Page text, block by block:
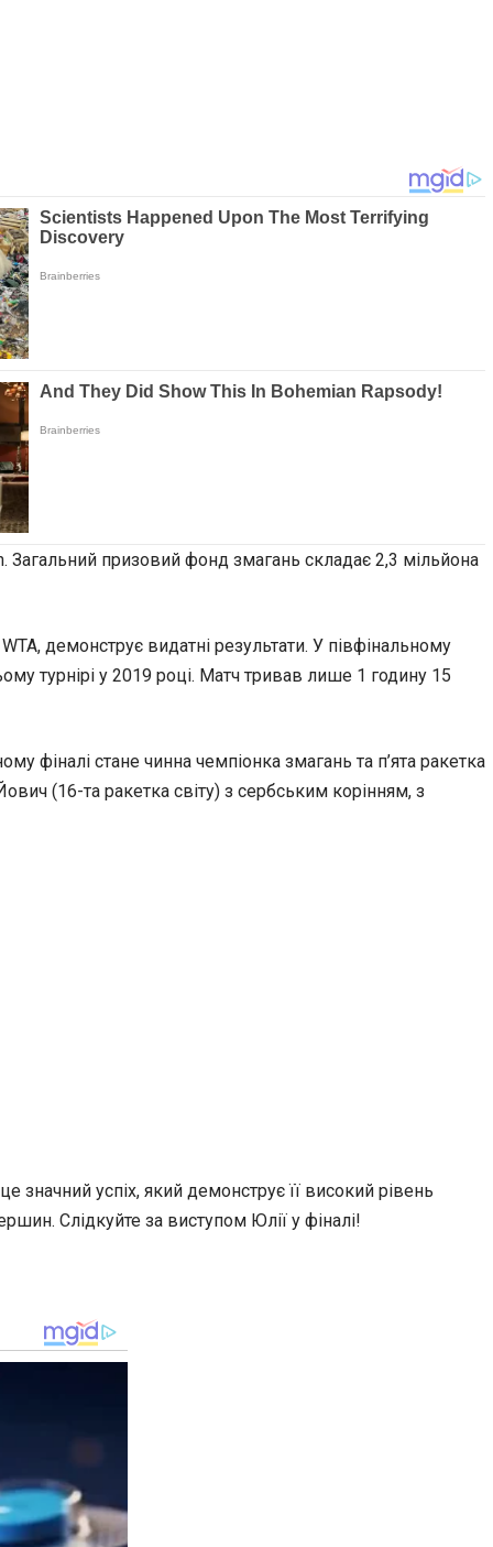
Загальний призовий фонд змагань складає 2,3 мільйона
демонструє видатні результати. У півфінальному
турнірі у 2019 році. Матч тривав лише 1 годину 15
фіналі стане чинна чемпіонка змагань та п’ята ракетка
(16-та ракетка світу) з сербським корінням, з
значний успіх, який демонструє її високий рівень
Слідкуйте за виступом Юлії у фіналі!